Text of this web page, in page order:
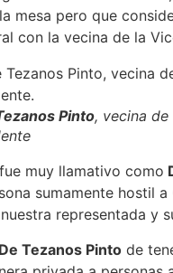
mesa pero que
con la vecina de la
Pinto, vecina
muy llamativo como
sumamente hostil
representada y
De Tezanos Pinto de